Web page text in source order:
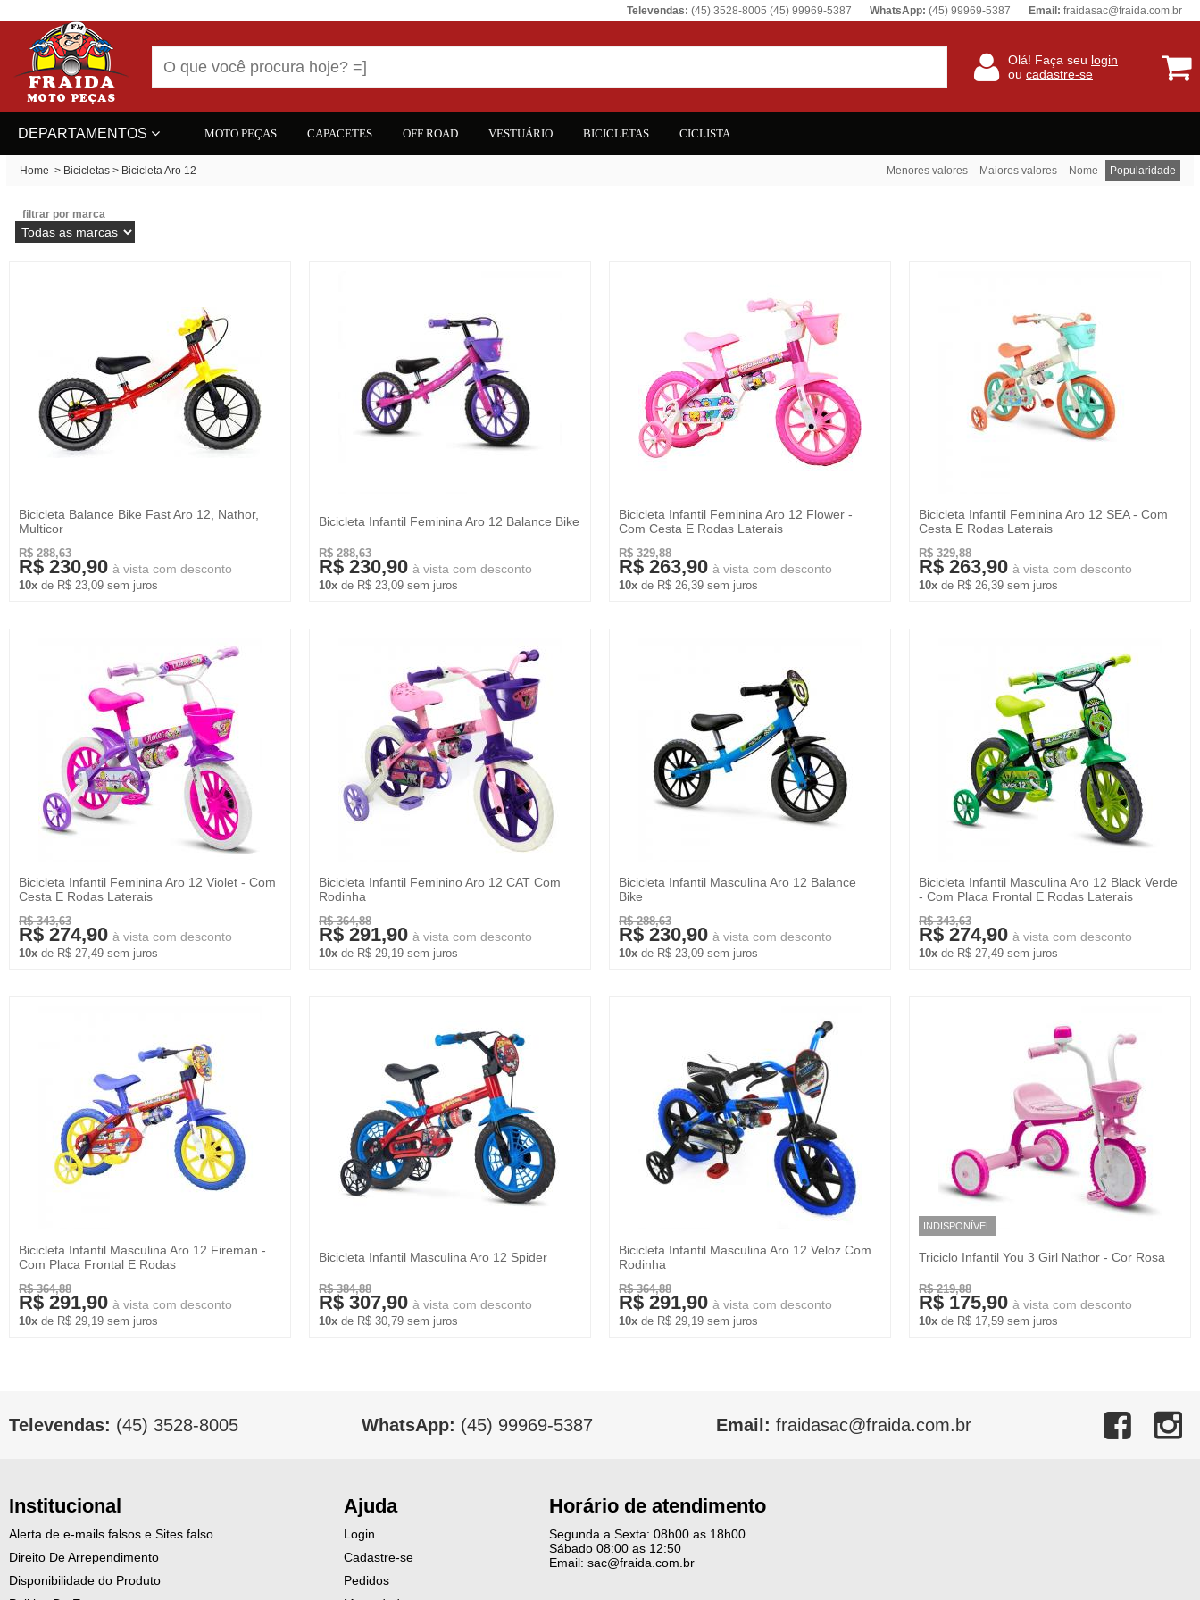
Televendas: (45) 3528-8005 (45) 99969-5387 WhatsApp: (45) 99969-5387 Email: fraidasac@fraida.com.br
Olá! Faça seu login
ou cadastre-se
DEPARTAMENTOS MOTO PEÇAS CAPACETES OFF ROAD VESTUÁRIO BICICLETAS CICLISTA
Home > Bicicletas > Bicicleta Aro 12 Menores valores Maiores valores Nome Popularidade
filtrar por marca
Bicicleta Balance Bike Fast Aro 12, Nathor,
Multicor
R$ 288,63
R$ 230,90 à vista com desconto
10x de R$ 23,09 sem juros
Bicicleta Infantil Feminina Aro 12 Balance Bike
R$ 288,63
R$ 230,90 à vista com desconto
10x de R$ 23,09 sem juros
Bicicleta Infantil Feminina Aro 12 Flower -
Com Cesta E Rodas Laterais
R$ 329,88
R$ 263,90 à vista com desconto
10x de R$ 26,39 sem juros
Bicicleta Infantil Feminina Aro 12 SEA - Com
Cesta E Rodas Laterais
R$ 329,88
R$ 263,90 à vista com desconto
10x de R$ 26,39 sem juros
Bicicleta Infantil Feminina Aro 12 Violet - Com
Cesta E Rodas Laterais
R$ 343,63
R$ 274,90 à vista com desconto
10x de R$ 27,49 sem juros
Bicicleta Infantil Feminino Aro 12 CAT Com
Rodinha
R$ 364,88
R$ 291,90 à vista com desconto
10x de R$ 29,19 sem juros
Bicicleta Infantil Masculina Aro 12 Balance
Bike
R$ 288,63
R$ 230,90 à vista com desconto
10x de R$ 23,09 sem juros
Bicicleta Infantil Masculina Aro 12 Black Verde
- Com Placa Frontal E Rodas Laterais
R$ 343,63
R$ 274,90 à vista com desconto
10x de R$ 27,49 sem juros
Bicicleta Infantil Masculina Aro 12 Fireman -
Com Placa Frontal E Rodas
R$ 364,88
R$ 291,90 à vista com desconto
10x de R$ 29,19 sem juros
Bicicleta Infantil Masculina Aro 12 Spider
R$ 384,88
R$ 307,90 à vista com desconto
10x de R$ 30,79 sem juros
Bicicleta Infantil Masculina Aro 12 Veloz Com
Rodinha
R$ 364,88
R$ 291,90 à vista com desconto
10x de R$ 29,19 sem juros
INDISPONÍVEL
Triciclo Infantil You 3 Girl Nathor - Cor Rosa
R$ 219,88
R$ 175,90 à vista com desconto
10x de R$ 17,59 sem juros
Televendas: (45) 3528-8005 WhatsApp: (45) 99969-5387 Email: fraidasac@fraida.com.br
Institucional
Alerta de e-mails falsos e Sites falso
Direito De Arrependimento
Disponibilidade do Produto
Ajuda
Login
Cadastre-se
Pedidos
Horário de atendimento
Segunda a Sexta: 08h00 as 18h00
Sábado 08:00 as 12:50
Email: sac@fraida.com.br